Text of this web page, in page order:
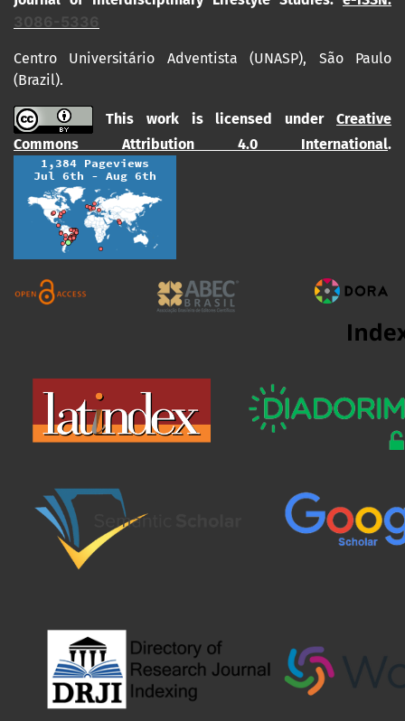
3086-5336
Centro Universitário Adventista (UNASP), São Paulo
(Brazil).
This work is licensed under Creative
Commons Attribution 4.0 International.